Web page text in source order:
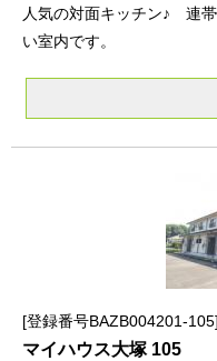
人気の対面キッチン♪ 連
い室内です。
登録番号BAZB004201-105
マイハウス大塚 105